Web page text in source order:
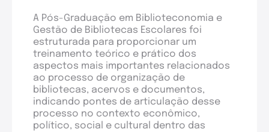
A Pós-Graduação em Biblioteconomia e
Gestão de Bibliotecas Escolares foi
estruturada para proporcionar um
treinamento teórico e prático dos
aspectos mais importantes relacionados
ao processo de organização de
bibliotecas, acervos e documentos,
indicando pontes de articulação desse
processo no contexto econômico,
político, social e cultural dentro das